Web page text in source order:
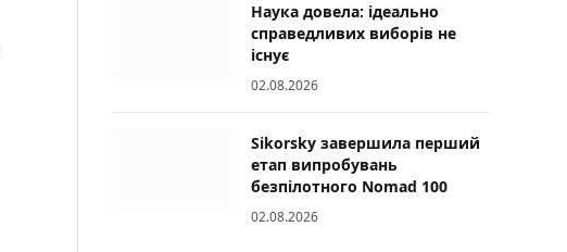
Наука довела: ідеально
справедливих виборів не
існує
02.08.2026
Sikorsky завершила перший
етап випробувань
безпілотного Nomad 100
02.08.2026